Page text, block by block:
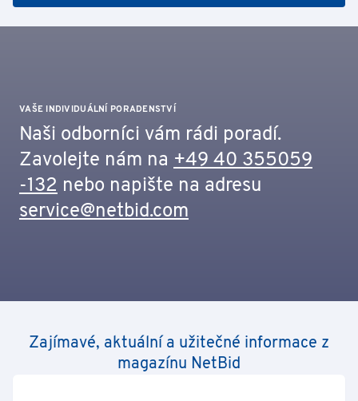
VAŠE INDIVIDUÁLNÍ PORADENSTVÍ
Naši odborníci vám rádi poradí.
Zavolejte nám na +49 40 355059
-132 nebo napište na adresu
service@netbid.com
Zajímavé, aktuální a užitečné informace z
magazínu NetBid